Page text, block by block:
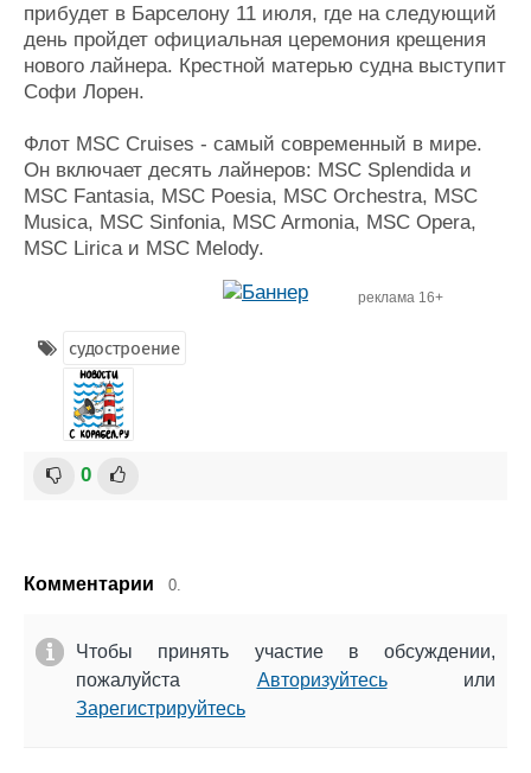
прибудет в Барселону 11 июля, где на следующий
день пройдет официальная церемония крещения
нового лайнера. Крестной матерью судна выступит
Софи Лорен.
Флот MSC Cruises - caмый современный в мире.
Он включает десять лайнеров: MSC Splendida и
MSC Fantasia, MSC Poesia, MSC Orchestra, MSC
Musica, MSC Sinfonia, MSC Armonia, MSC Opera,
MSC Lirica и MSC Melody.
реклама 16+
судостроение
0
Комментарии 0.
Чтобы принять участие в обсуждении,
пожалуйста Авторизуйтесьили
Зарегистрируйтесь